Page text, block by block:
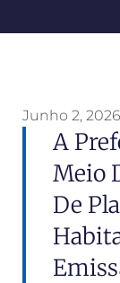
Junho 2, 2026
A
Meio
De